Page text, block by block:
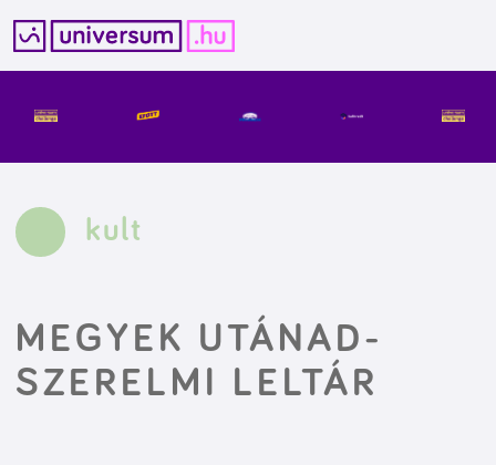
tartalomba
kult
MEGYEK UTÁNAD-
SZERELMI LELTÁR